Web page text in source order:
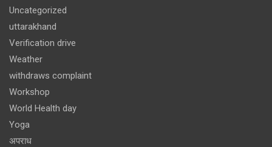
Uncategorized
uttarakhand
Verification drive
Weather
withdraws complaint
Workshop
World Health day
Yoga
अपराध